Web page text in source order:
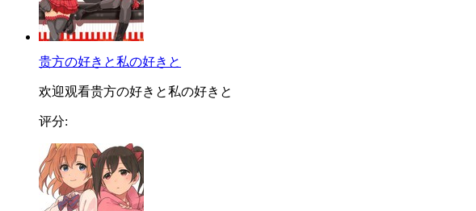
贵方の好きと私の好きと
欢迎观看贵方の好きと私の好きと
评分: